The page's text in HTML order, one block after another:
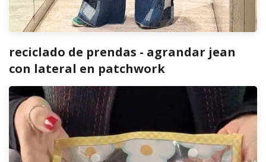
reciclado de prendas - agrandar jean
con lateral en patchwork